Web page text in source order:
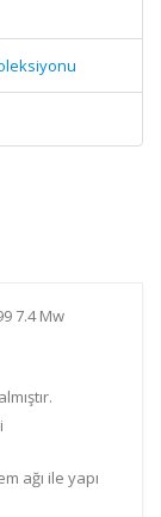
7.4 Mw
ağı ile yapı